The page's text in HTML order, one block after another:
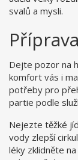
svalů a mysli.
Dejte pozor na
komfort vás i
potřeby pro
partie podle
Nejezte těžké
vody zlepší
léky zklidněte